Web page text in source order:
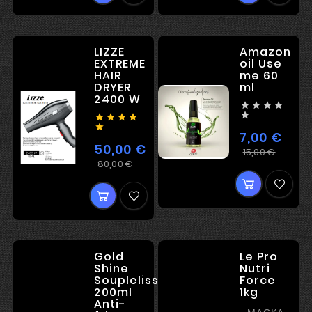
LIZZE
EXTREME
HAIR
DRYER
2400 W
   

50,00 €
80,00 €
Регулярная
цена
Цена
Amazon
oil Use
me 60
ml
   

7,00 €
15,00 €
цена
Цена
Gold
Shine
Soupleliss
200ml
Anti-
Le Pro
Nutri
Force
1kg